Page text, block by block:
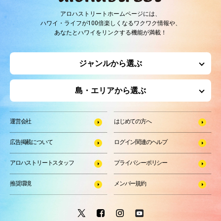
アロハストリートホームページには、
ハワイ・ライフが100倍楽しくなるワクワク情報や、
あなたとハワイをリンクする機能が満載！
ジャンルから選ぶ
島・エリアから選ぶ
運営会社 はじめての方へ
広告掲載について ログイン関連のヘルプ
アロハストリートスタッフ プライバシーポリシー
推奨環境 メンバー規約